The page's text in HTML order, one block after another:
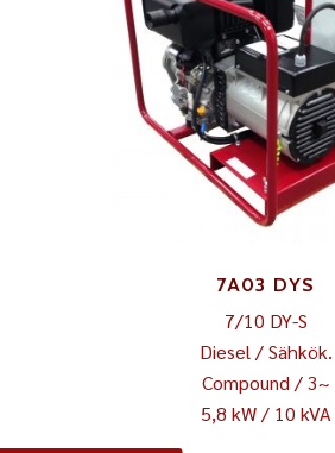
7A03 DYS
7/10 DY-S
Diesel / Sähkök.
Compound / 3~
5,8 kW / 10 kVA